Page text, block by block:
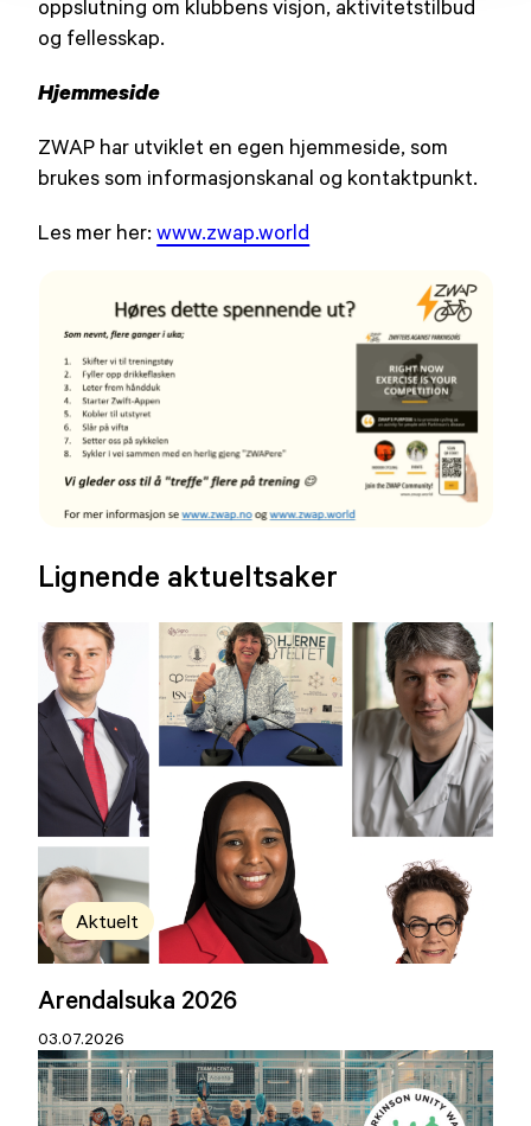
oppslutning om klubbens visjon, aktivitetstilbud
og fellesskap.
Hjemmeside
ZWAP har utviklet en egen hjemmeside, som
brukes som informasjonskanal og kontaktpunkt.
Les mer her:www.zwap.world
Lignende aktueltsaker
Aktuelt
Arendalsuka 2026
03.07.2026